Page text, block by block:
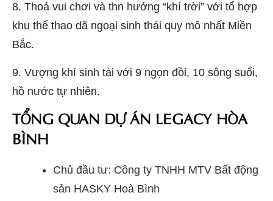
8. Thoả vui chơi và thn hưởng “khí trời” với tổ hợp
khu thể thao dã ngoại sinh thái quy mô nhất Miền
Bắc.
9. Vượng khí sinh tài với 9 ngọn đồi, 10 sông suối,
hồ nước tự nhiên.
TỔNG QUAN DỰ ÁN LEGACY HÒA
BÌNH
Chủ đầu tư: Công ty TNHH MTV Bất động
sản HASKY Hoà Bình